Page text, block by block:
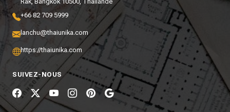
+66 82 709 5999
lanchu@thaiunika.com
https://thaiunika.com
SUIVEZ-NOUS